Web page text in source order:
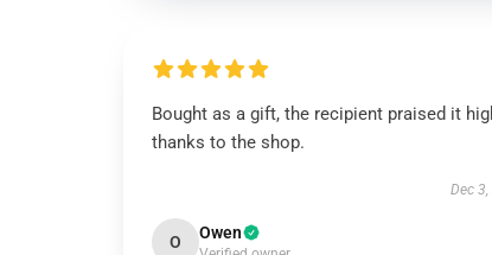
Bought as a gift, the recipient praised it
thanks to the shop.
Dec
O Owen